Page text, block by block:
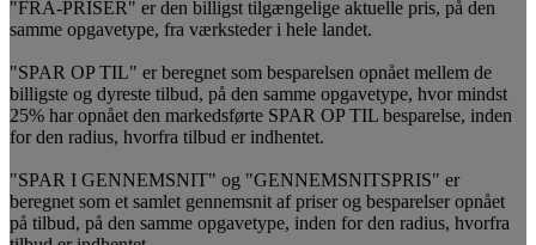
"FRA-PRISER" er den billigst tilgængelige aktuelle pris, på den
samme opgavetype, fra værksteder i hele landet.
"SPAR OP TIL" er beregnet som besparelsen opnået mellem de
billigste og dyreste tilbud, på den samme opgavetype, hvor mindst
25% har opnået den markedsførte SPAR OP TIL besparelse, inden
for den radius, hvorfra tilbud er indhentet.
"SPAR I GENNEMSNIT" og "GENNEMSNITSPRIS" er
beregnet som et samlet gennemsnit af priser og besparelser opnået
på tilbud, på den samme opgavetype, inden for den radius, hvorfra